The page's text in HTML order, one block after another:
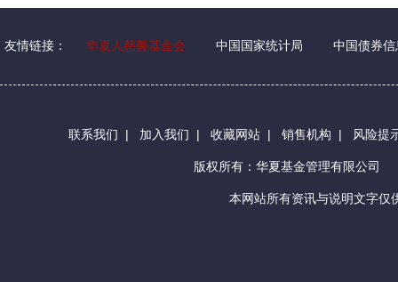
友情链接： 华夏人慈善基金会 中国国家统计局 中国债券信
联系我们 | 加入我们 | 收藏网站 | 销售机构 | 风险提
版权所有：华夏基金管理有限公司
本网站所有资讯与说明文字仅